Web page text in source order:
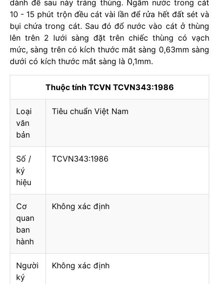
dành để sau này tráng thùng. Ngâm nước trong cát
10 - 15 phút trộn đều cát vài lần để rửa hết đất sét và
bụi chứa trong cát. Sau đó đổ nước vào cát ở thùng
lên trên 2 lưới sàng đặt trên chiếc thùng có vạch
mức, sàng trên có kích thước mắt sàng 0,63mm sàng
dưới có kích thước mắt sàng là 0,1mm.
Thuộc tính TCVN TCVN343:1986
Loại
văn
bản
Tiêu chuẩn Việt Nam
Số /
ký
hiệu
TCVN343:1986
Cơ
quan
ban
hành
Không xác định
Người
ký
Không xác định